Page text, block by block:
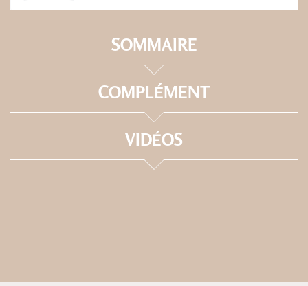
SOMMAIRE
COMPLÉMENT
VIDÉOS